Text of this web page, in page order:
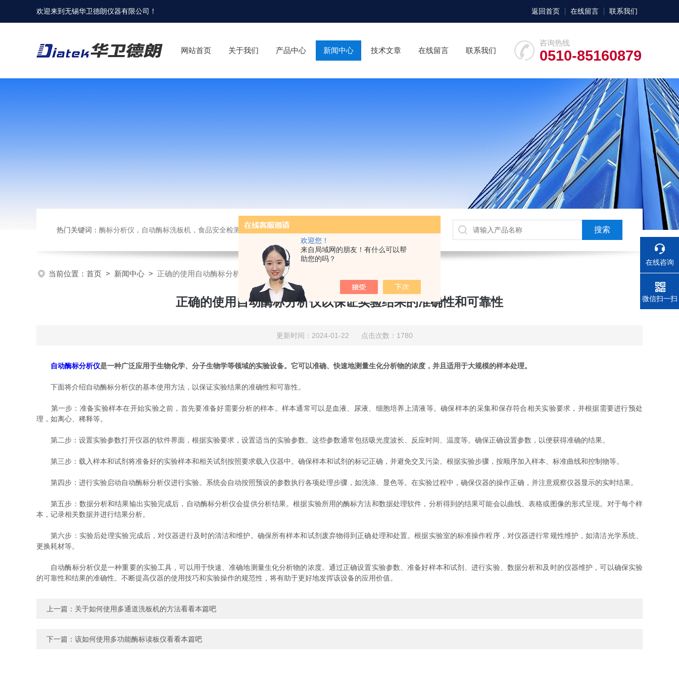
欢迎您！
来自局域网的朋友！有什么可以帮
助您的吗？
欢迎来到无锡华卫德朗仪器有限公司 ！ 返回首页 在线留言 联系我们
咨询热线
0510-85160879
网站首页 关于我们 产品中心 新闻中心 技术文章 在线留言 联系我们
热门关键词： 酶标分析仪，自动酶标洗板机，食品安全检测仪，农药残留快速分析仪，兽药残留快速分析仪，动物疫病分析仪
当前位置： 首页 > 新闻中心 > 正确的使用自动酶标分析仪以保证实验结果的准确性和可靠性
正确的使用自动酶标分析仪以保证实验结果的准确性和可靠性
更新时间：2024-01-22 点击次数：1780
自动酶标分析仪是一种广泛应用于生物化学、分子生物学等领域的实验设备。它可以准确、快速地测量生化分析物的浓度，并且适用于大规模的样本处理。
下面将介绍自动酶标分析仪的基本使用方法，以保证实验结果的准确性和可靠性。
第一步：准备实验样本在开始实验之前，首先要准备好需要分析的样本。样本通常可以是血液、尿液、细胞培养上清液等。确保样本的采集和保存符合相关实验要求，并根据需要进行预处
理，如离心、稀释等。
第二步：设置实验参数打开仪器的软件界面，根据实验要求，设置适当的实验参数。这些参数通常包括吸光度波长、反应时间、温度等。确保正确设置参数，以便获得准确的结果。
第三步：载入样本和试剂将准备好的实验样本和相关试剂按照要求载入仪器中。确保样本和试剂的标记正确，并避免交叉污染。根据实验步骤，按顺序加入样本、标准曲线和控制物等。
第四步：进行实验启动自动酶标分析仪进行实验。系统会自动按照预设的参数执行各项处理步骤，如洗涤、显色等。在实验过程中，确保仪器的操作正确，并注意观察仪器显示的实时结果。
第五步：数据分析和结果输出实验完成后，自动酶标分析仪会提供分析结果。根据实验所用的酶标方法和数据处理软件，分析得到的结果可能会以曲线、表格或图像的形式呈现。对于每个样
本，记录相关数据并进行结果分析。
第六步：实验后处理实验完成后，对仪器进行及时的清洁和维护。确保所有样本和试剂废弃物得到正确处理和处置。根据实验室的标准操作程序，对仪器进行常规性维护，如清洁光学系统、
更换耗材等。
自动酶标分析仪是一种重要的实验工具，可以用于快速、准确地测量生化分析物的浓度。通过正确设置实验参数、准备好样本和试剂、进行实验、数据分析和及时的仪器维护，可以确保实验
的可靠性和结果的准确性。不断提高仪器的使用技巧和实验操作的规范性，将有助于更好地发挥该设备的应用价值。
上一篇： 关于如何使用多通道洗板机的方法看看本篇吧
下一篇： 该如何使用多功能酶标读板仪看看本篇吧
在线咨询
电话
微信扫一扫